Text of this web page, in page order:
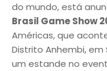
do mundo, está
Brasil Game Show
Américas, que
Distrito Anhembi,
um estande no